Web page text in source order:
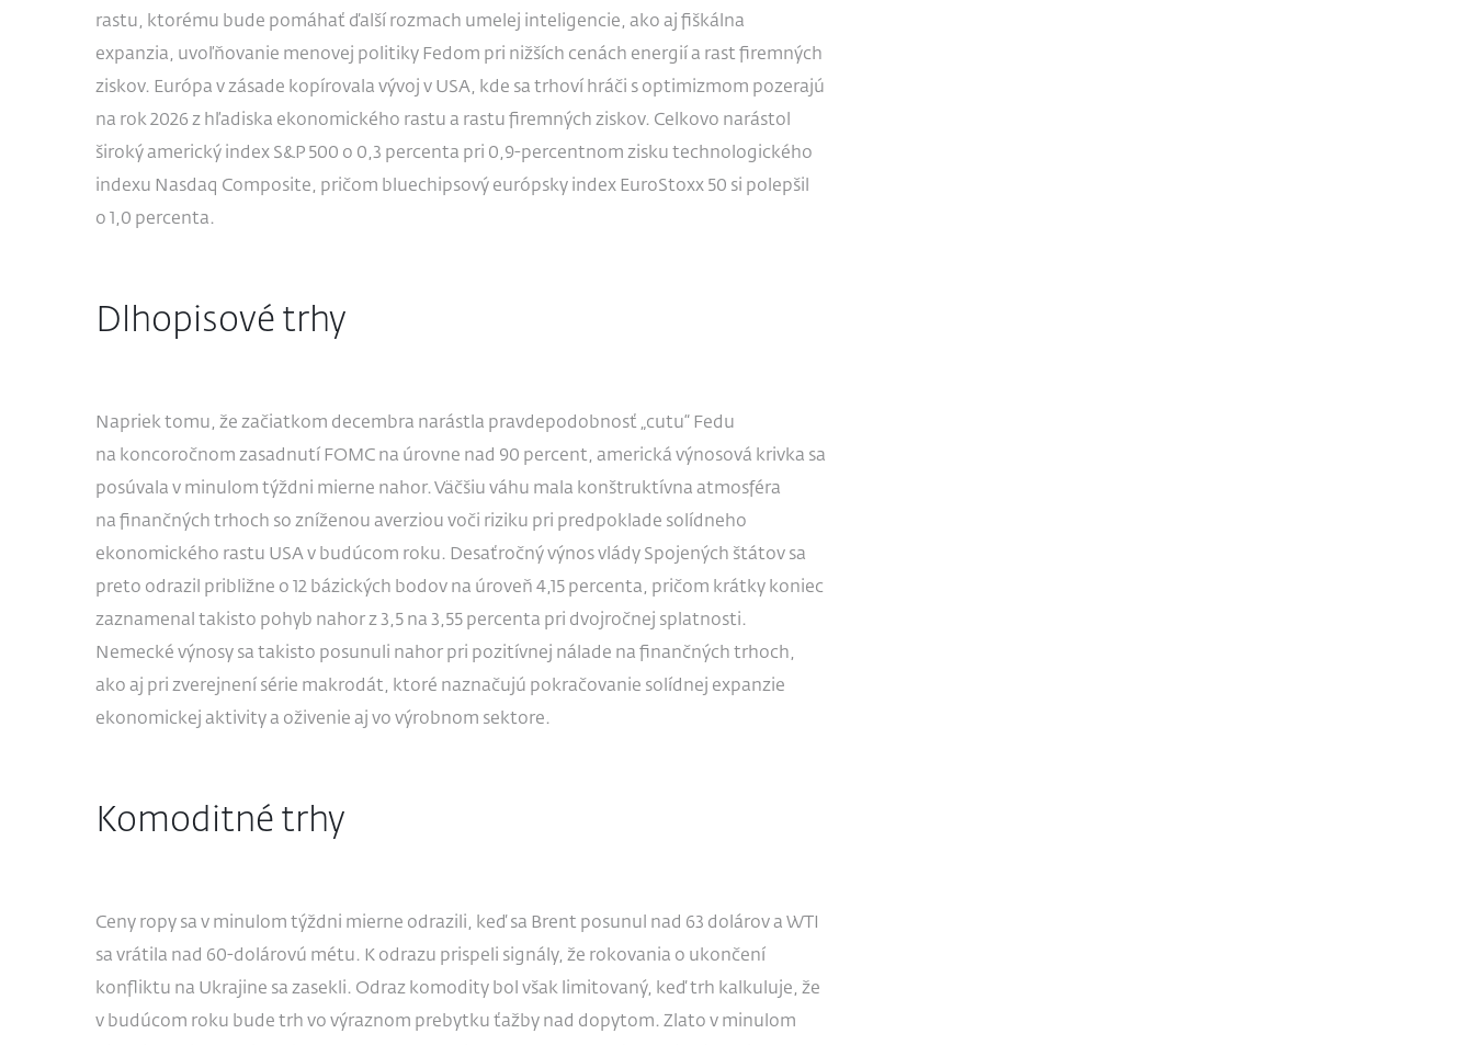
rastu, ktorému bude pomáhať ďalší rozmach umelej inteligencie, ako aj fiškálna
expanzia, uvoľňovanie menovej politiky Fedom pri nižších cenách energií a rast firemných
ziskov. Európa v zásade kopírovala vývoj v USA, kde sa trhoví hráči s optimizmom pozerajú
na rok 2026 z hľadiska ekonomického rastu a rastu firemných ziskov. Celkovo narástol
široký americký index S&P 500 o 0,3 percenta pri 0,9-percentnom zisku technologického
indexu Nasdaq Composite, pričom bluechipsový európsky index EuroStoxx 50 si polepšil
o 1,0 percenta.
Dlhopisové trhy
Napriek tomu, že začiatkom decembra narástla pravdepodobnosť „cutu“ Fedu
na koncoročnom zasadnutí FOMC na úrovne nad 90 percent, americká výnosová krivka sa
posúvala v minulom týždni mierne nahor. Väčšiu váhu mala konštruktívna atmosféra
na finančných trhoch so zníženou averziou voči riziku pri predpoklade solídneho
ekonomického rastu USA v budúcom roku. Desaťročný výnos vlády Spojených štátov sa
preto odrazil približne o 12 bázických bodov na úroveň 4,15 percenta, pričom krátky koniec
zaznamenal takisto pohyb nahor z 3,5 na 3,55 percenta pri dvojročnej splatnosti.
Nemecké výnosy sa takisto posunuli nahor pri pozitívnej nálade na finančných trhoch,
ako aj pri zverejnení série makrodát, ktoré naznačujú pokračovanie solídnej expanzie
ekonomickej aktivity a oživenie aj vo výrobnom sektore.
Komoditné trhy
Ceny ropy sa v minulom týždni mierne odrazili, keď sa Brent posunul nad 63 dolárov a WTI
sa vrátila nad 60-dolárovú métu. K odrazu prispeli signály, že rokovania o ukončení
konfliktu na Ukrajine sa zasekli. Odraz komodity bol však limitovaný, keď trh kalkuluje, že
v budúcom roku bude trh vo výraznom prebytku ťažby nad dopytom. Zlato v minulom